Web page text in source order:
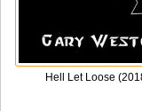
Hell Let Loose